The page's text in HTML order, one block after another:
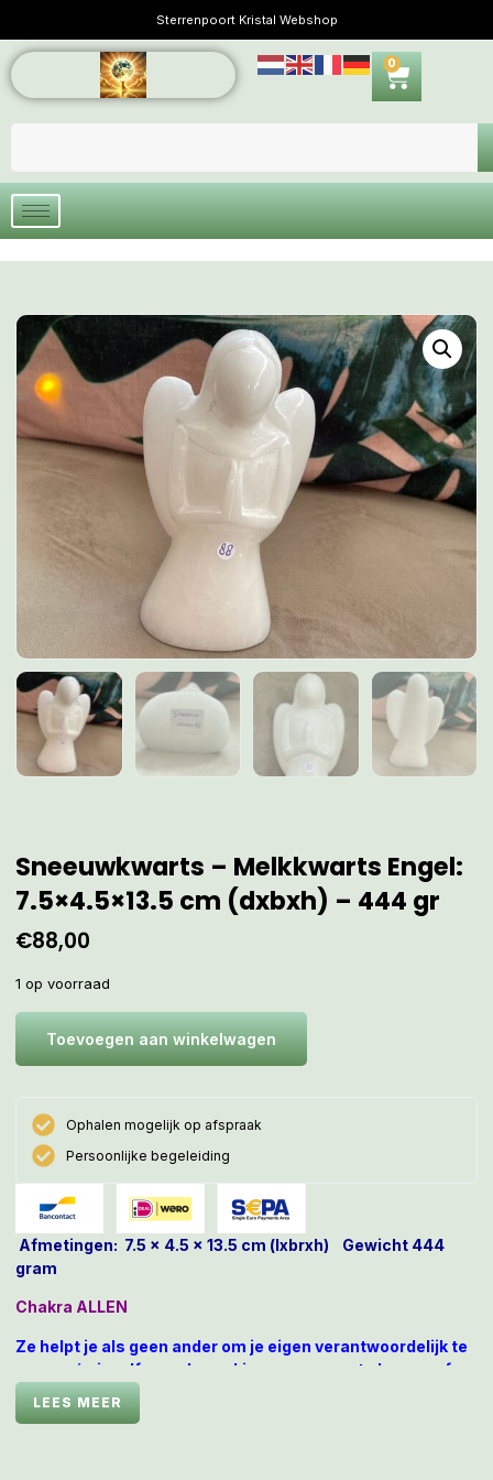
Sterrenpoort Kristal Webshop
0
Sneeuwkwarts – Melkkwarts Engel:
7.5×4.5×13.5 cm (dxbxh) – 444 gr
€88,00
1 op voorraad
Toevoegen aan winkelwagen
Ophalen mogelijk op afspraak
Persoonlijke begeleiding
Afmetingen: 7.5 x 4.5 x 13.5 cm (lxbrxh) Gewicht 444
gram
Chakra ALLEN
Ze helpt je als geen ander om je eigen verantwoordelijk te
nemen én jezelf geen beperkingen meer op te leggen of
hetgeen wat anderen van je verwachten als leidraad te
aanvaarden. NEE, jij draagt je eigen zeldzame LleMUria
LEES MEER